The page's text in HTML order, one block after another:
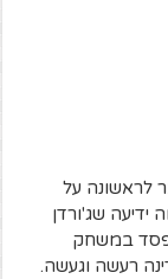
החליט לדבר לראשונה על
ידיעה שג'ורדן
במשחק
רעשה וגעשה.